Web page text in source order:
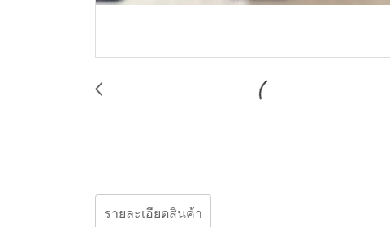
รายละเอียดสินค้า